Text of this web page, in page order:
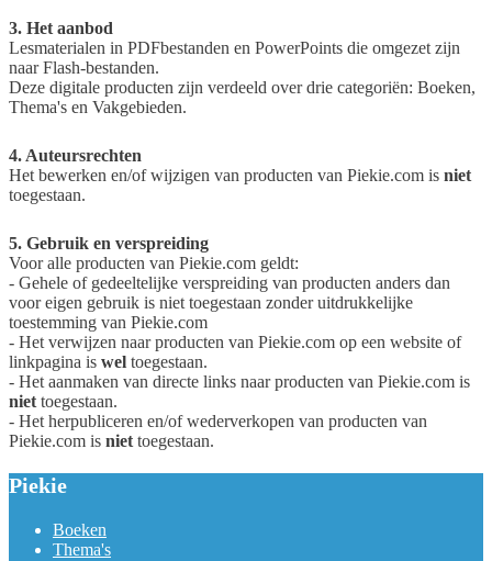
3. Het aanbod
Lesmaterialen in PDFbestanden en PowerPoints die omgezet zijn
naar Flash-bestanden.
Deze digitale producten zijn verdeeld over drie categoriën: Boeken,
Thema's en Vakgebieden.
4. Auteursrechten
Het bewerken en/of wijzigen van producten van Piekie.com is niet
toegestaan.
5. Gebruik en verspreiding
Voor alle producten van Piekie.com geldt:
- Gehele of gedeeltelijke verspreiding van producten anders dan
voor eigen gebruik is niet toegestaan zonder uitdrukkelijke
toestemming van Piekie.com
- Het verwijzen naar producten van Piekie.com op een website of
linkpagina is wel toegestaan.
- Het aanmaken van directe links naar producten van Piekie.com is
niet toegestaan.
- Het herpubliceren en/of wederverkopen van producten van
Piekie.com is niet toegestaan.
Piekie
Boeken
Thema's